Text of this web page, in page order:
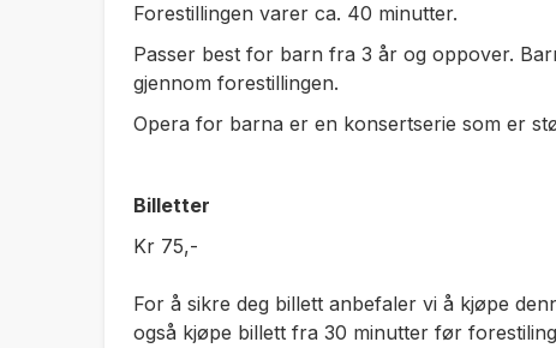
Forestillingen varer ca. 40 minutter.
Passer best for barn fra 3 år og oppover.
gjennom forestillingen.
Opera for barna er en konsertserie som er
Billetter
Kr 75,-
For å sikre deg billett anbefaler vi å kjøpe
også kjøpe billett fra 30 minutter før